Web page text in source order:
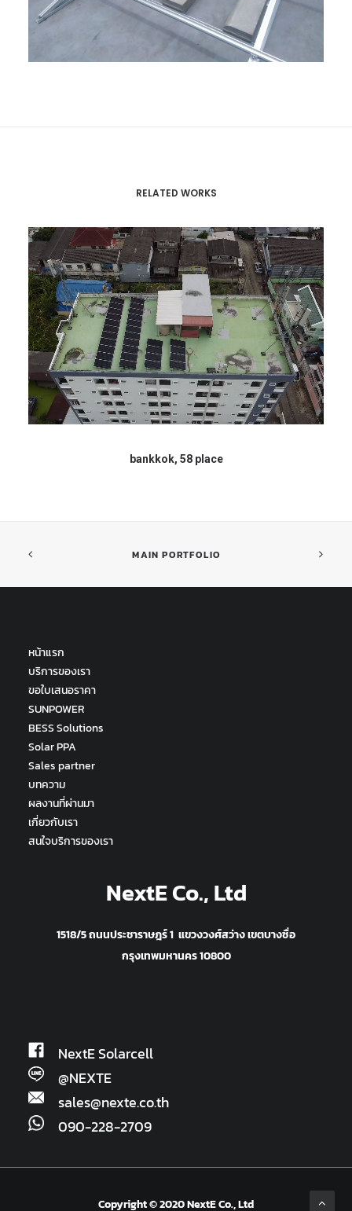
RELATED WORKS
bankkok, 58 place
MAIN PORTFOLIO
หน้าแรก
บริการของเรา
ขอใบเสนอราคา
SUNPOWER
BESS Solutions
Solar PPA
Sales partner
บทความ
ผลงานที่ผ่านมา
เกี่ยวกับเรา
สนใจบริการของเรา
NextE Co., Ltd
1518/5 ถนนประชาราษฎร์ 1 แขวงวงศ์สว่าง เขตบางซื่อ
กรุงเทพมหานคร 10800
NextE Solarcell
@NEXTE
sales@nexte.co.th
090-228-2709
Copyright © 2020 NextE Co., Ltd